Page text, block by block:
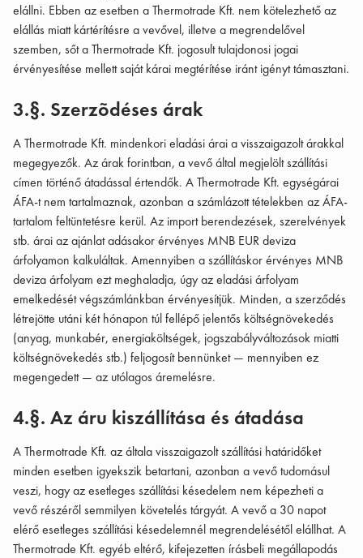
elállni. Ebben az esetben a Thermotrade Kft. nem kötelezhető az
elállás miatt kártérítésre a vevővel, illetve a megrendelővel
szemben, sőt a Thermotrade Kft. jogosult tulajdonosi jogai
érvényesítése mellett saját kárai megtérítése iránt igényt támasztani.
3.§. Szerzõdéses árak
A Thermotrade Kft. mindenkori eladási árai a visszaigazolt árakkal
megegyezők. Az árak forintban, a vevő által megjelölt szállítási
címen történő átadással értendők. A Thermotrade Kft. egységárai
ÁFA-t nem tartalmaznak, azonban a számlázott tételekben az ÁFA-
tartalom feltüntetésre kerül. Az import berendezések, szerelvények
stb. árai az ajánlat adásakor érvényes MNB EUR deviza
árfolyamon kalkuláltak. Amennyiben a szállításkor érvényes MNB
deviza árfolyam ezt meghaladja, úgy az eladási árfolyam
emelkedését végszámlánkban érvényesítjük. Minden, a szerződés
létrejötte utáni két hónapon túl fellépő jelentős költségnövekedés
(anyag, munkabér, energiaköltségek, jogszabályváltozások miatti
költségnövekedés stb.) feljogosít bennünket — mennyiben ez
megengedett — az utólagos áremelésre.
4.§. Az áru kiszállítása és átadása
A Thermotrade Kft. az általa visszaigazolt szállítási határidőket
minden esetben igyekszik betartani, azonban a vevő tudomásul
veszi, hogy az esetleges szállítási késedelem nem képezheti a
vevő részéről semmilyen követelés tárgyát. A vevő a 30 napot
elérő esetleges szállítási késedelemnél megrendelésétől elállhat. A
Thermotrade Kft. egyéb eltérő, kifejezetten írásbeli megállapodás